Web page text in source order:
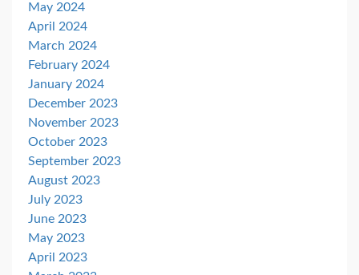
May 2024
April 2024
March 2024
February 2024
January 2024
December 2023
November 2023
October 2023
September 2023
August 2023
July 2023
June 2023
May 2023
April 2023